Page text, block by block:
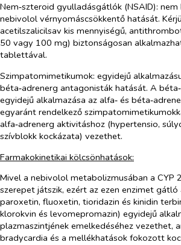
Nem‑szteroid gyulladásgátlók (NSAID): nem
nebivolol vérnyomáscsökkentő hatását.
acetilszalicilsav kis mennyiségű,
50 vagy 100 mg) biztonságosan
tablettával.
Szimpatomimetikumok: egyidejű
béta‑adrenerg antagonisták hatását. A
egyidejű alkalmazása az alfa‑ és
egyaránt rendelkező
alfa‑adrenerg aktivitáshoz (hypertensio,
szívblokk kockázata) vezethet.
Farmakokinetikai kölcsönhatások:
Mivel a nebivolol metabolizmusában a CYP
szerepet játszik, ezért az ezen enzimet
paroxetin, fluoxetin, tioridazin és kinidin
klorokvin és levomepromazin) egyidejű
plazmaszintjének emelkedéséhez vezethet,
bradycardia és a mellékhatások fokozott